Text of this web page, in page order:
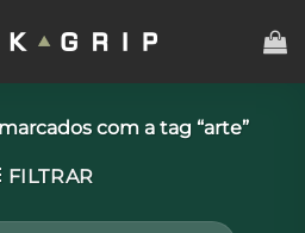
com a tag “arte”
FILTRAR